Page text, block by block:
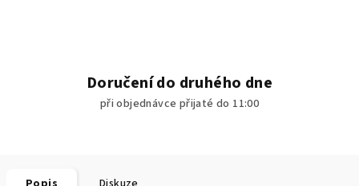
Doručení do druhého dne
při objednávce přijaté do 11:00